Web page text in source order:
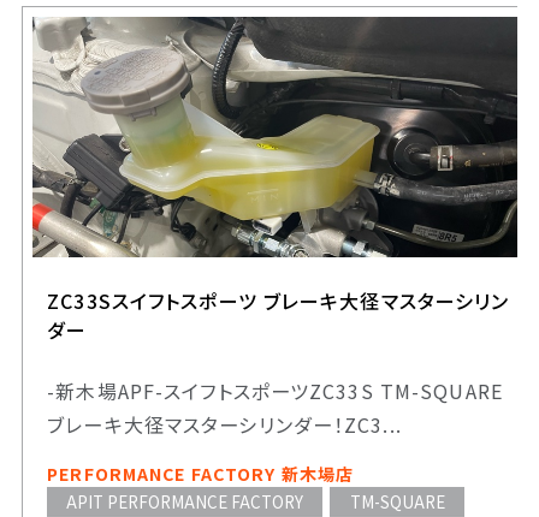
ZC33Sスイフトスポーツ ブレーキ大径マスターシリン
ダー
-新木場APF-スイフトスポーツZC33S TM-SQUARE
ブレーキ大径マスターシリンダー！ZC3...
PERFORMANCE FACTORY 新木場店
APIT PERFORMANCE FACTORY
TM-SQUARE